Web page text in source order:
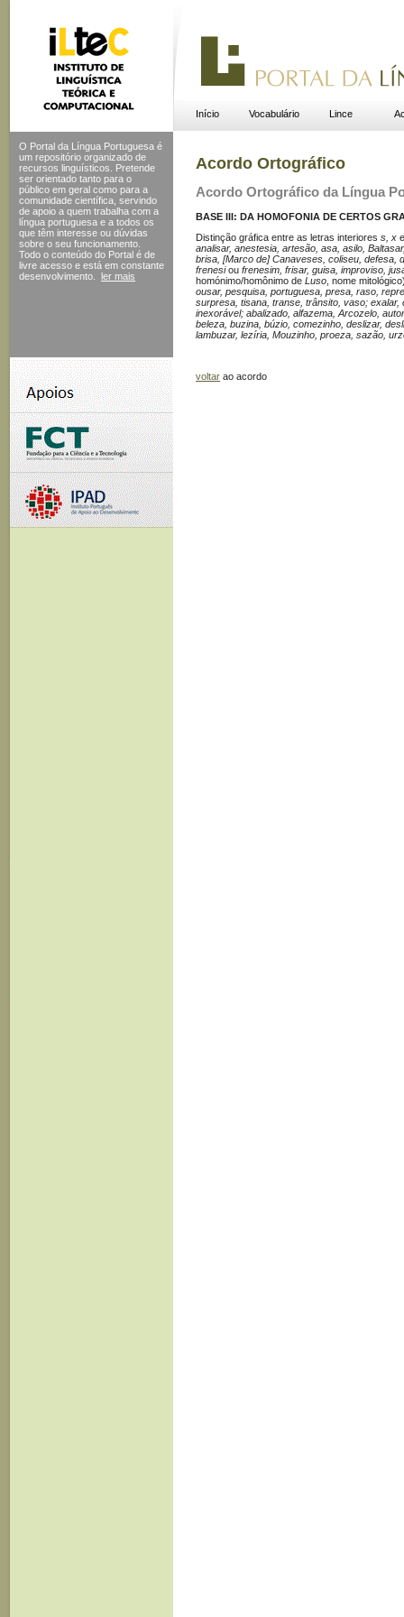
Início Vocabulário Lince
O Portal da Língua Portuguesa é
um repositório organizado de
recursos linguísticos. Pretende
ser orientado tanto para o
público em geral como para a
comunidade científica, servindo
de apoio a quem trabalha com a
língua portuguesa e a todos os
que têm interesse ou dúvidas
sobre o seu funcionamento.
Todo o conteúdo do Portal é de
livre acesso e está em constante
desenvolvimento.
ler mais
Acordo Ortográfico
Acordo Ortográfico da Língua
BASE III: DA HOMOFONIA DE CERTOS
Distinção gráfica entre as letras interiores s, x
analisar, anestesia, artesão, asa, asilo,
brisa, [Marco de] Canaveses, coliseu, defesa,
frenesiou frenesim, frisar, guisa, improviso,
homónimo/ho­mônimo de Luso , nome
ousar, pesquisa, portuguesa, presa, raso,
surpresa, tisana, transe, trânsito, vaso; exalar,
inexorável; abalizado, alfazema, Arcozelo,
beleza, buzina, búzio, comezinho, deslizar,
lambuzar, lezíria, Mouzinho, proeza, sazão,
voltar ao acordo